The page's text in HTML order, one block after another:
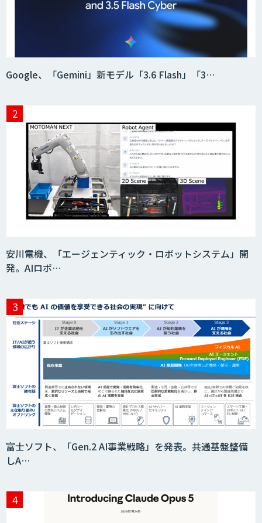
データ分析エージェント
ービス
フィジカルAI・AIロボット向け教師デー
タ収集・作成
SaaS・サブスク向け収益管理プラット
フォーム「ソアスク」
Acompany セキュアチャット
secondz Agentsense
Google、「Gemini」新モデル「3.6 Flash」「3…
安川電機、「エージェンティック・ロボットシステム」開
発。AIロボ…
富士ソフト、「Gen.2 AI事業戦略」を発表。共通基盤整備
しA…